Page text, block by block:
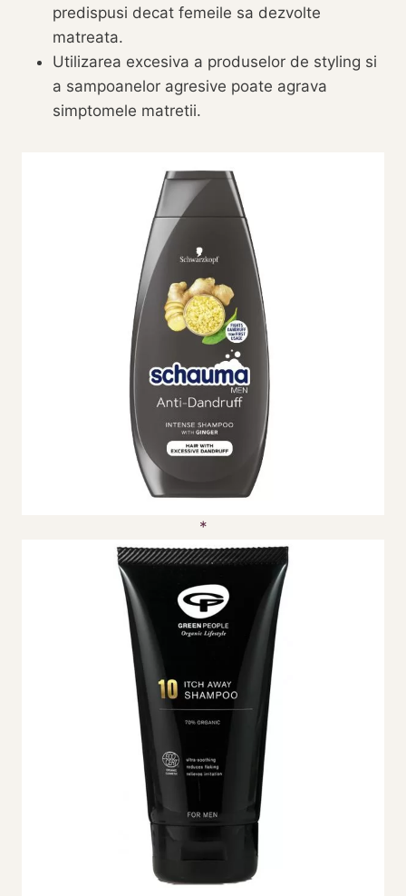
predispusi decat femeile sa dezvolte
matreata.
Utilizarea excesiva a produselor de styling si
a sampoanelor agresive poate agrava
simptomele matretii.